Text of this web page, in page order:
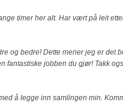
timer her alt. Har vært på leit
og bedre! Dette mener jeg er det
fantastiske jobben du gjør! Takk
å legge inn samlingen min.